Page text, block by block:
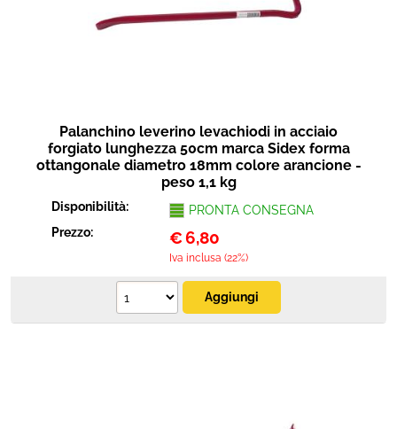
Palanchino leverino levachiodi in acciaio
forgiato lunghezza 50cm marca Sidex forma
ottangonale diametro 18mm colore arancione -
peso 1,1 kg
Disponibilità:
PRONTA CONSEGNA
Prezzo:
€6,80
Iva inclusa (22%)